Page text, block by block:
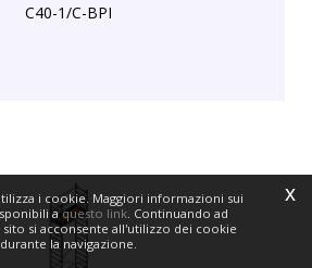
C40-1/C-BPI
x
i cookie. Maggiori informazioni sui
aquesto link. Continuando ad
si acconsente all'utilizzo dei cookie
durante la navigazione.